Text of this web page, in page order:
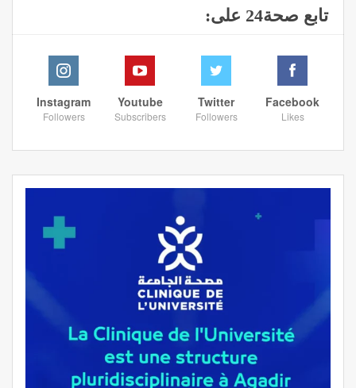
تابع صحة24 على:
Facebook
Likes
Twitter
Followers
Youtube
Subscribers
Instagram
Followers